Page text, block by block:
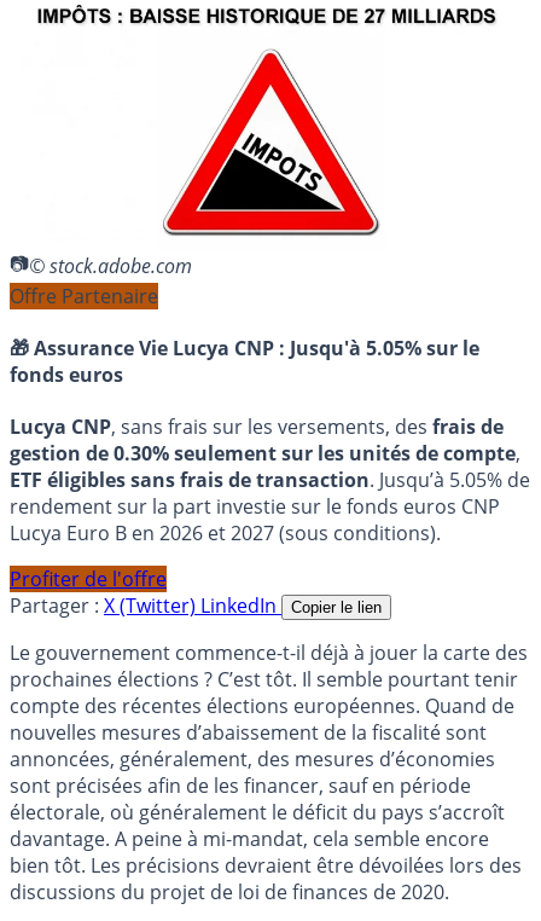
© stock.adobe.com
Offre Partenaire
🎁 Assurance Vie Lucya CNP : Jusqu'à 5.05% sur le
fonds euros
Lucya CNP, sans frais sur les versements, des frais de
gestion de 0.30% seulement sur les unités de compte,
ETF éligibles sans frais de transaction. Jusqu’à 5.05% de
rendement sur la part investie sur le fonds euros CNP
Lucya Euro B en 2026 et 2027 (sous conditions).
Profiter de l'offre
Partager : X (Twitter) LinkedIn Copier le lien
Le gouvernement commence-t-il déjà à jouer la carte des
prochaines élections ? C’est tôt. Il semble pourtant tenir
compte des récentes élections européennes. Quand de
nouvelles mesures d’abaissement de la fiscalité sont
annoncées, généralement, des mesures d’économies
sont précisées afin de les financer, sauf en période
électorale, où généralement le déficit du pays s’accroît
davantage. A peine à mi-mandat, cela semble encore
bien tôt. Les précisions devraient être dévoilées lors des
discussions du projet de loi de finances de 2020.